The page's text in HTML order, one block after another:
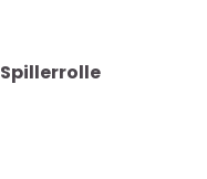
Spillerrolle